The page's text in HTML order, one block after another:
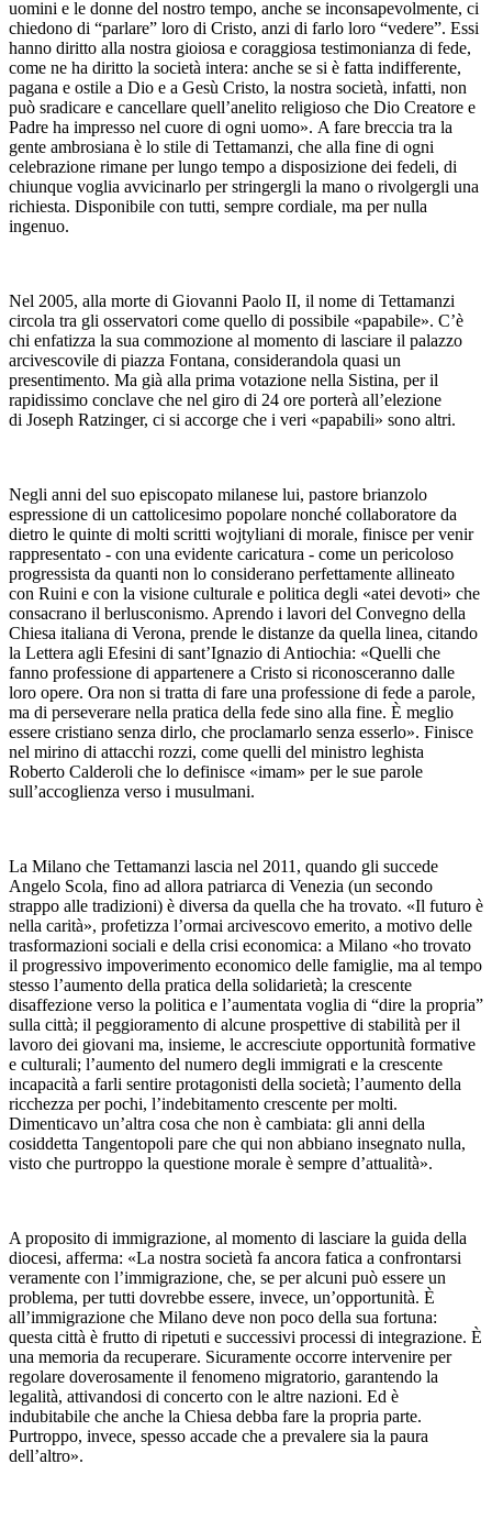
uomini e le donne del nostro tempo, anche se inconsapevolmente, ci
chiedono di “parlare” loro di Cristo, anzi di farlo loro “vedere”. Essi
hanno diritto alla nostra gioiosa e coraggiosa testimonianza di fede,
come ne ha diritto la società intera: anche se si è fatta indifferente,
pagana e ostile a Dio e a Gesù Cristo, la nostra società, infatti, non
può sradicare e cancellare quell’anelito religioso che Dio Creatore e
Padre ha impresso nel cuore di ogni uomo». A fare breccia tra la
gente ambrosiana è lo stile di Tettamanzi, che alla fine di ogni
celebrazione rimane per lungo tempo a disposizione dei fedeli, di
chiunque voglia avvicinarlo per stringergli la mano o rivolgergli una
richiesta. Disponibile con tutti, sempre cordiale, ma per nulla
ingenuo.
Nel 2005, alla morte di Giovanni Paolo II, il nome di Tettamanzi
circola tra gli osservatori come quello di possibile «papabile». C’è
chi enfatizza la sua commozione al momento di lasciare il palazzo
arcivescovile di piazza Fontana, considerandola quasi un
presentimento. Ma già alla prima votazione nella Sistina, per il
rapidissimo conclave che nel giro di 24 ore porterà all’elezione
di Joseph Ratzinger, ci si accorge che i veri «papabili» sono altri.
Negli anni del suo episcopato milanese lui, pastore brianzolo
espressione di un cattolicesimo popolare nonché collaboratore da
dietro le quinte di molti scritti wojtyliani di morale, finisce per venir
rappresentato - con una evidente caricatura - come un pericoloso
progressista da quanti non lo considerano perfettamente allineato
con Ruini e con la visione culturale e politica degli «atei devoti» che
consacrano il berlusconismo. Aprendo i lavori del Convegno della
Chiesa italiana di Verona, prende le distanze da quella linea, citando
la Lettera agli Efesini di sant’Ignazio di Antiochia: «Quelli che
fanno professione di appartenere a Cristo si riconosceranno dalle
loro opere. Ora non si tratta di fare una professione di fede a parole,
ma di perseverare nella pratica della fede sino alla fine. È meglio
essere cristiano senza dirlo, che proclamarlo senza esserlo». Finisce
nel mirino di attacchi rozzi, come quelli del ministro leghista
Roberto Calderoli che lo definisce «imam» per le sue parole
sull’accoglienza verso i musulmani.
La Milano che Tettamanzi lascia nel 2011, quando gli succede
Angelo Scola, fino ad allora patriarca di Venezia (un secondo
strappo alle tradizioni) è diversa da quella che ha trovato. «Il futuro è
nella carità», profetizza l’ormai arcivescovo emerito, a motivo delle
trasformazioni sociali e della crisi economica: a Milano «ho trovato
il progressivo impoverimento economico delle famiglie, ma al tempo
stesso l’aumento della pratica della solidarietà; la crescente
disaffezione verso la politica e l’aumentata voglia di “dire la propria”
sulla città; il peggioramento di alcune prospettive di stabilità per il
lavoro dei giovani ma, insieme, le accresciute opportunità formative
e culturali; l’aumento del numero degli immigrati e la crescente
incapacità a farli sentire protagonisti della società; l’aumento della
ricchezza per pochi, l’indebitamento crescente per molti.
Dimenticavo un’altra cosa che non è cambiata: gli anni della
cosiddetta Tangentopoli pare che qui non abbiano insegnato nulla,
visto che purtroppo la questione morale è sempre d’attualità».
A proposito di immigrazione, al momento di lasciare la guida della
diocesi, afferma: «La nostra società fa ancora fatica a confrontarsi
veramente con l’immigrazione, che, se per alcuni può essere un
problema, per tutti dovrebbe essere, invece, un’opportunità. È
all’immigrazione che Milano deve non poco della sua fortuna:
questa città è frutto di ripetuti e successivi processi di integrazione. È
una memoria da recuperare. Sicuramente occorre intervenire per
regolare doverosamente il fenomeno migratorio, garantendo la
legalità, attivandosi di concerto con le altre nazioni. Ed è
indubitabile che anche la Chiesa debba fare la propria parte.
Purtroppo, invece, spesso accade che a prevalere sia la paura
dell’altro».